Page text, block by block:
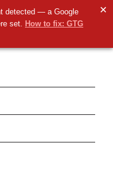
detected — a Google
set. How to fix: GTG
✕